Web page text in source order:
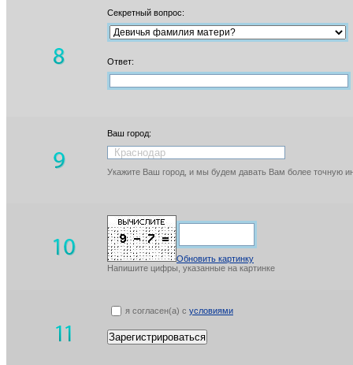
Секретный вопрос:
Ответ:
Ваш город:
Укажите Ваш город, и мы будем давать Вам более точную
Обновить картинку
Напишите цифры, указанные на картинке
я согласен(а) с условиями
Зарегистрироваться